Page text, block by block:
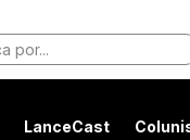
LanceCast